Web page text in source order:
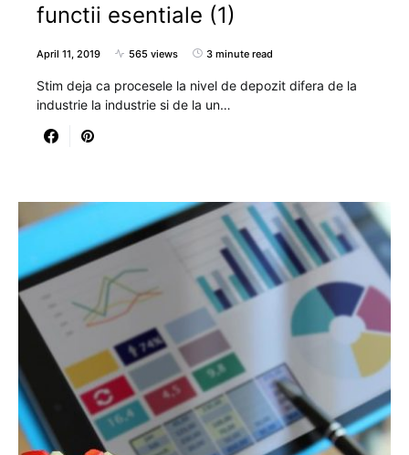
functii esentiale (1)
April 11, 2019 565 views 3 minute read
Stim deja ca procesele la nivel de depozit difera de la
industrie la industrie si de la un…